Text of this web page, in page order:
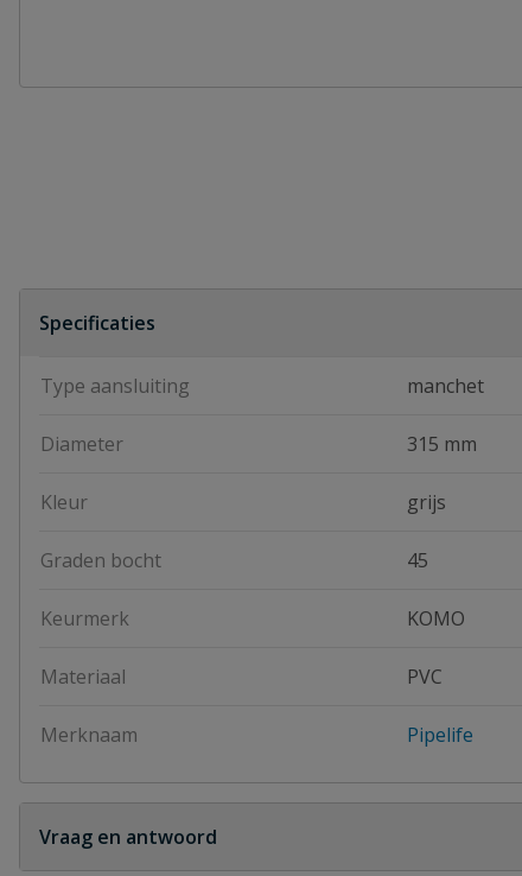
Specificaties
Type aansluiting manchet
Diameter 315 mm
Kleur grijs
Graden bocht 45
Keurmerk KOMO
Materiaal PVC
Merknaam Pipelife
Vraag en antwoord